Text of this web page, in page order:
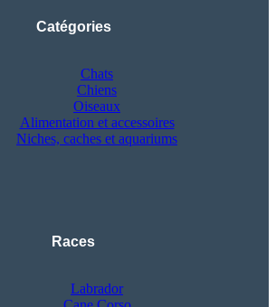
Catégories
Chats
Chiens
Oiseaux
Alimentation et accessoires
Niches, caches et aquariums
Races
Labrador